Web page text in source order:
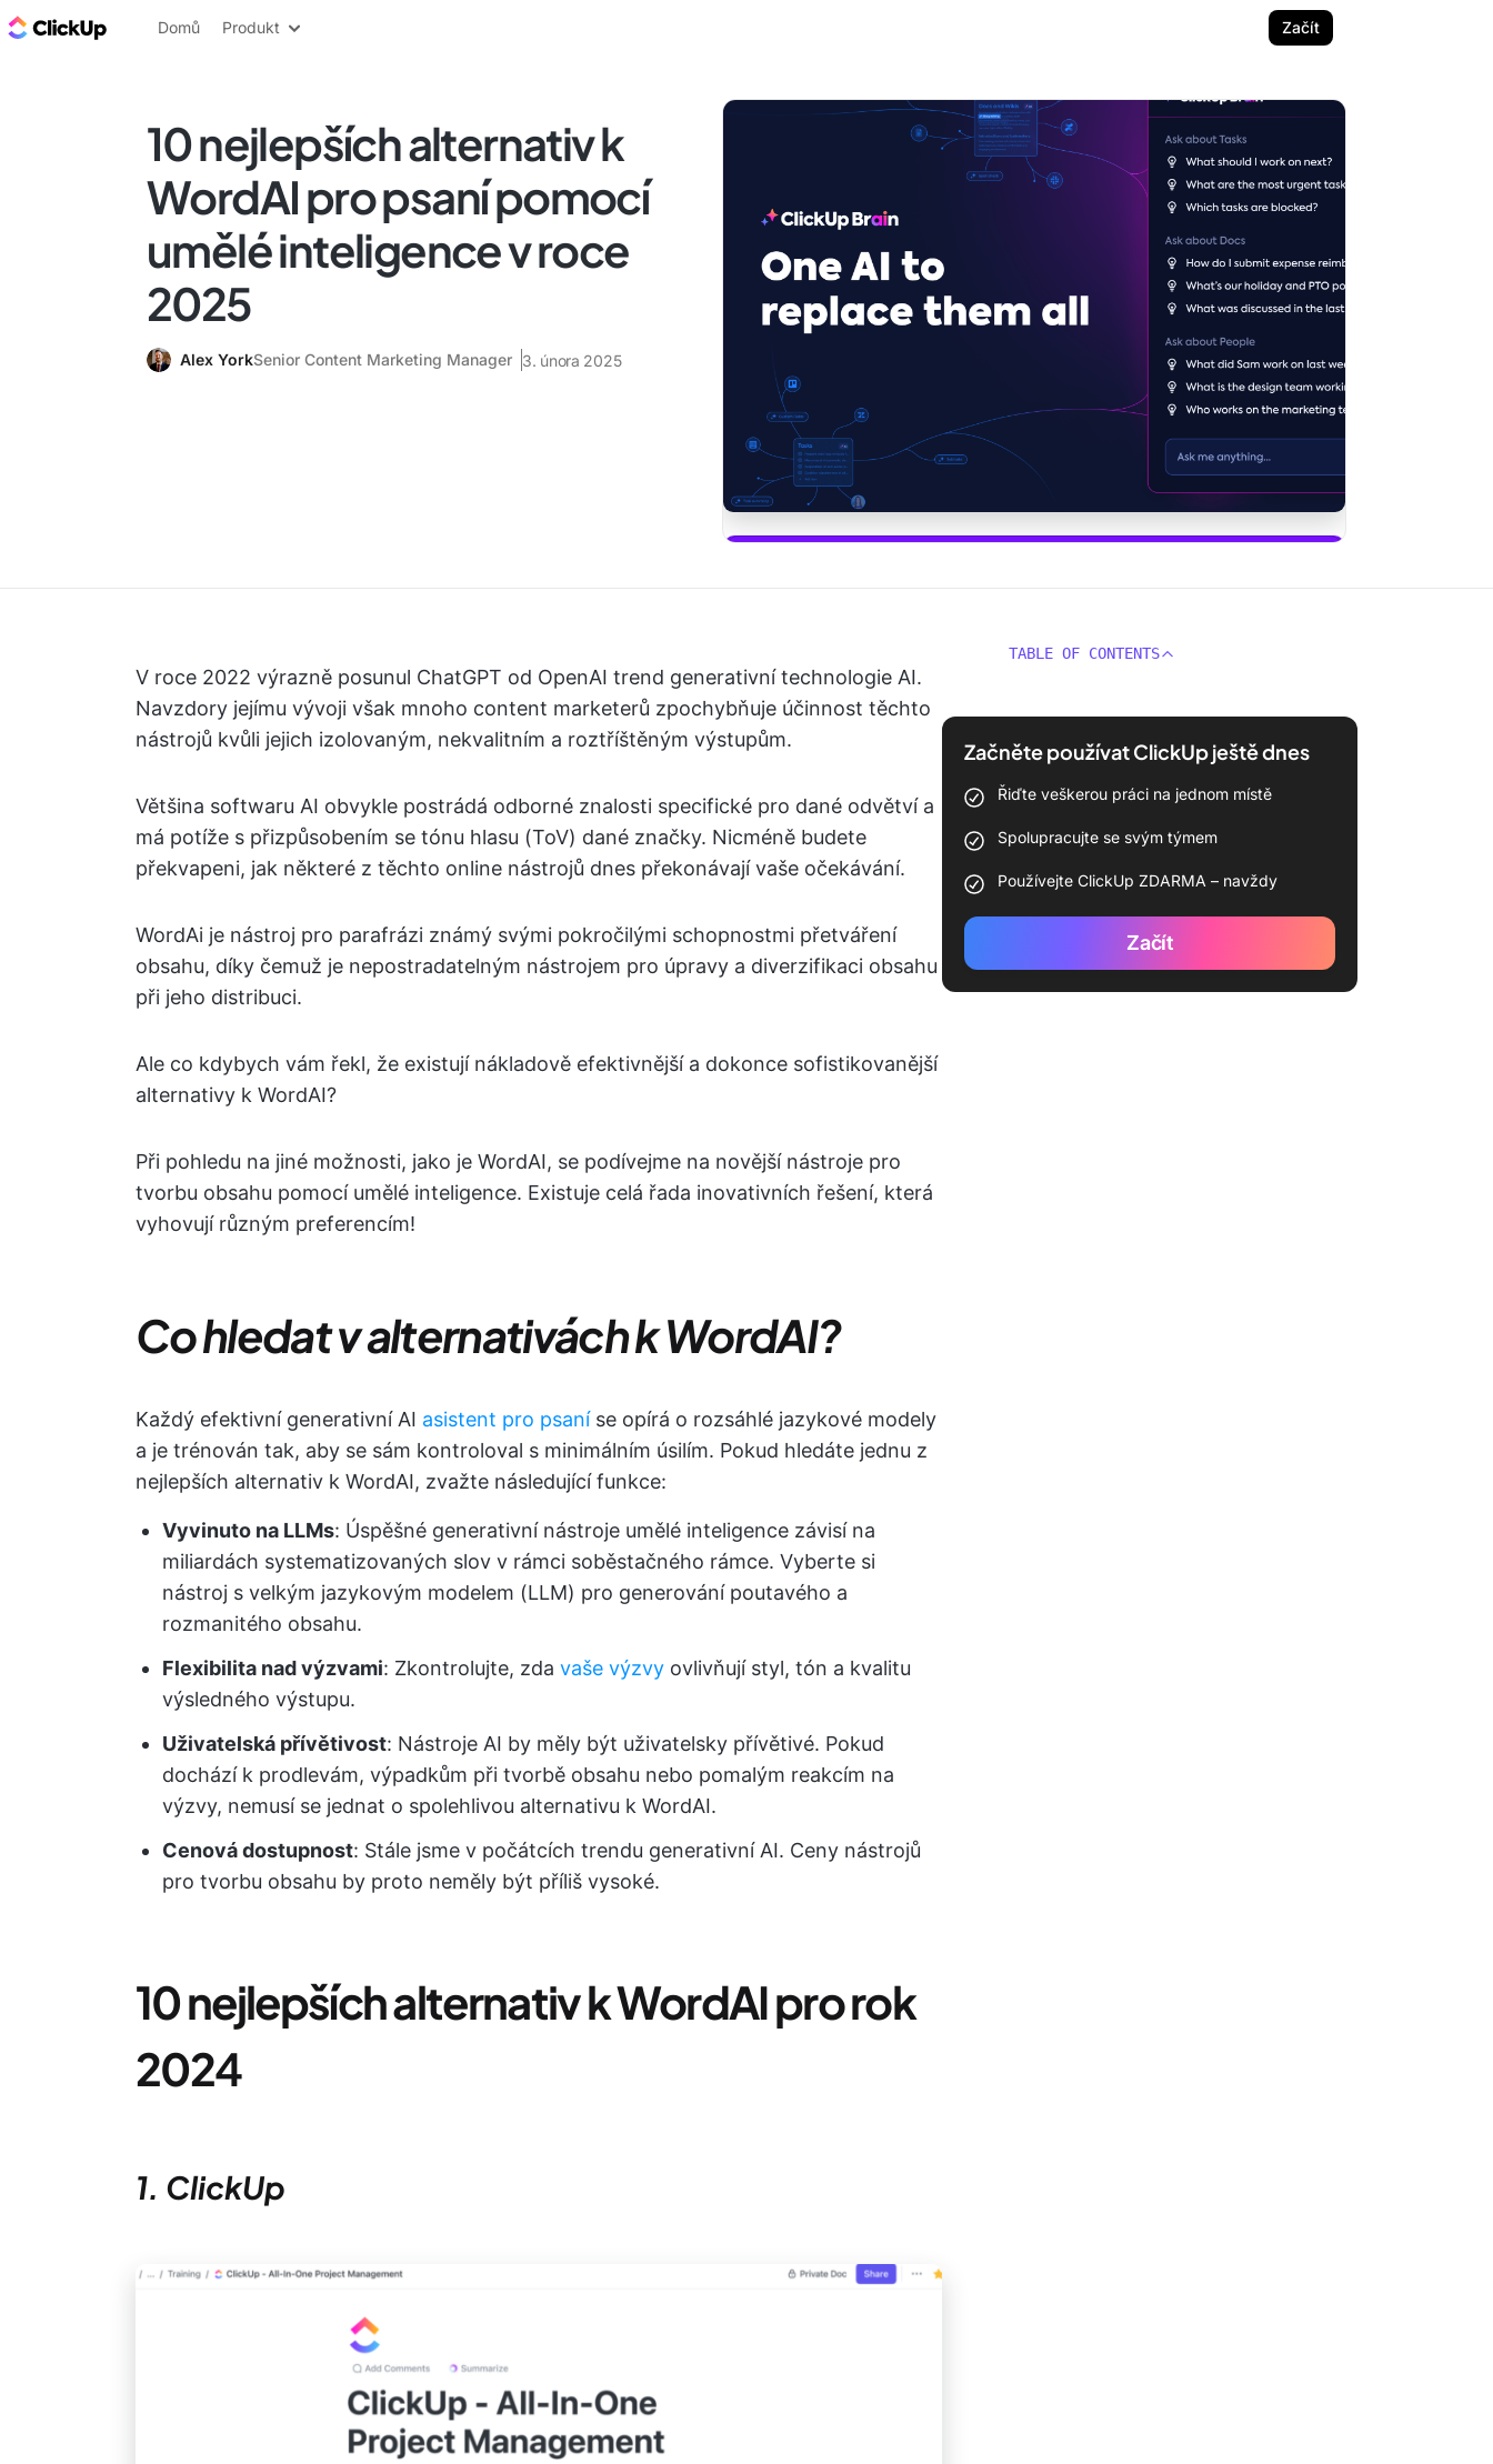
ClickUp blog
Domů Produkt Začít
10 nejlepších alternativ k
WordAI pro psaní pomocí
umělé inteligence v roce
2025
Alex YorkSenior Content Marketing Manager 3. února 2025
V roce 2022 výrazně posunul ChatGPT od OpenAI trend generativní technologie AI.
Navzdory jejímu vývoji však mnoho content marketerů zpochybňuje účinnost těchto
nástrojů kvůli jejich izolovaným, nekvalitním a roztříštěným výstupům.
Většina softwaru AI obvykle postrádá odborné znalosti specifické pro dané odvětví a
má potíže s přizpůsobením se tónu hlasu (ToV) dané značky. Nicméně budete
překvapeni, jak některé z těchto online nástrojů dnes překonávají vaše očekávání.
WordAi je nástroj pro parafrázi známý svými pokročilými schopnostmi přetváření
obsahu, díky čemuž je nepostradatelným nástrojem pro úpravy a diverzifikaci obsahu
při jeho distribuci.
Ale co kdybych vám řekl, že existují nákladově efektivnější a dokonce sofistikovanější
alternativy k WordAI?
Při pohledu na jiné možnosti, jako je WordAI, se podívejme na novější nástroje pro
tvorbu obsahu pomocí umělé inteligence. Existuje celá řada inovativních řešení, která
vyhovují různým preferencím!
Co hledat v alternativách k WordAI?
Každý efektivní generativní AI asistent pro psaníse opírá o rozsáhlé jazykové modely
a je trénován tak, aby se sám kontroloval s minimálním úsilím. Pokud hledáte jednu z
nejlepších alternativ k WordAI, zvažte následující funkce:
Vyvinuto na LLMs: Úspěšné generativní nástroje umělé inteligence závisí na
miliardách systematizovaných slov v rámci soběstačného rámce. Vyberte si
nástroj s velkým jazykovým modelem (LLM) pro generování poutavého a
rozmanitého obsahu.
Flexibilita nad výzvami: Zkontrolujte, zda vaše výzvy ovlivňují styl, tón a kvalitu
výsledného výstupu.
Uživatelská přívětivost: Nástroje AI by měly být uživatelsky přívětivé. Pokud
dochází k prodlevám, výpadkům při tvorbě obsahu nebo pomalým reakcím na
výzvy, nemusí se jednat o spolehlivou alternativu k WordAI.
Cenová dostupnost: Stále jsme v počátcích trendu generativní AI. Ceny nástrojů
pro tvorbu obsahu by proto neměly být příliš vysoké.
10 nejlepších alternativ k WordAI pro rok
2024
1. ClickUp
TABLE OF CONTENTS
Začněte používat ClickUp ještě dnes
Řiďte veškerou práci na jednom místě
Spolupracujte se svým týmem
Používejte ClickUp ZDARMA – navždy
Začít